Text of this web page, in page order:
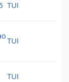
TUI
TUI
TUI